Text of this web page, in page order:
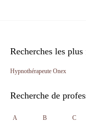
Recherches les plus
Hypnothérapeute Onex
Recherche de
A B C